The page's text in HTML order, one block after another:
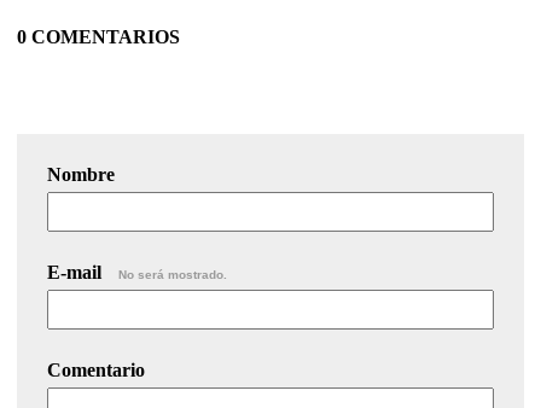
0 COMENTARIOS
Nombre
E-mail No será mostrado.
Comentario